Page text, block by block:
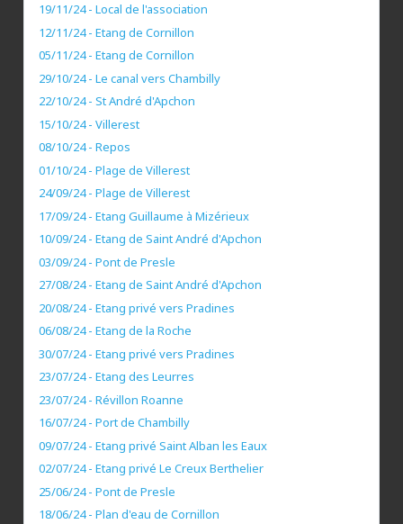
19/11/24 - Local de l'association
12/11/24 - Etang de Cornillon
05/11/24 - Etang de Cornillon
29/10/24 - Le canal vers Chambilly
22/10/24 - St André d'Apchon
15/10/24 - Villerest
08/10/24 - Repos
01/10/24 - Plage de Villerest
24/09/24 - Plage de Villerest
17/09/24 - Etang Guillaume à Mizérieux
10/09/24 - Etang de Saint André d'Apchon
03/09/24 - Pont de Presle
27/08/24 - Etang de Saint André d'Apchon
20/08/24 - Etang privé vers Pradines
06/08/24 - Etang de la Roche
30/07/24 - Etang privé vers Pradines
23/07/24 - Etang des Leurres
23/07/24 - Révillon Roanne
16/07/24 - Port de Chambilly
09/07/24 - Etang privé Saint Alban les Eaux
02/07/24 - Etang privé Le Creux Berthelier
25/06/24 - Pont de Presle
18/06/24 - Plan d'eau de Cornillon